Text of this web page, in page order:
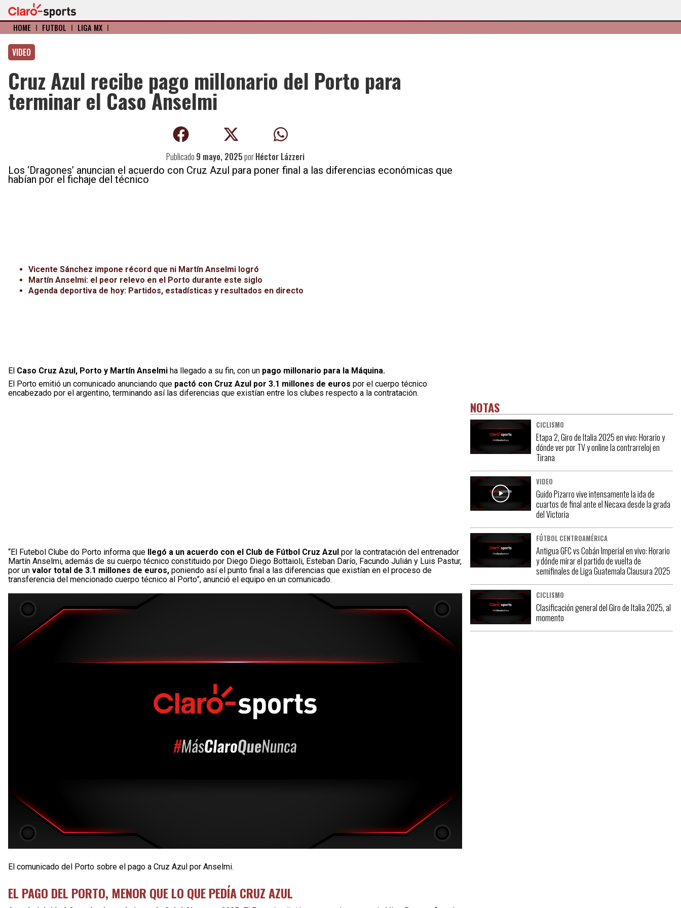
HOME I FÚTBOL I LIGA MX I
VIDEO
Cruz Azul recibe pago millonario del Porto para
terminar el Caso Anselmi
Publicado 9 mayo, 2025porHéctor Lázzeri
Los ‘Dragones’ anuncian el acuerdo con Cruz Azul para poner final a las diferencias económicas que
habían por el fichaje del técnico
Vicente Sánchez impone récord que ni Martín Anselmi logró
Martín Anselmi: el peor relevo en el Porto durante este siglo
Agenda deportiva de hoy: Partidos, estadísticas y resultados en directo
El Caso Cruz Azul, Porto y Martín Anselmi ha llegado a su fin, con un pago millonario para la Máquina.
El Porto emitió un comunicado anunciando que pactó con Cruz Azul por 3.1 millones de euros por el cuerpo técnico
encabezado por el argentino, terminando así las diferencias que existían entre los clubes respecto a la contratación.
“El Futebol Clube do Porto informa que llegó a un acuerdo con el Club de Fútbol Cruz Azul por la contratación del entrenador
Martín Anselmi, además de su cuerpo técnico constituido por Diego Diego Bottaioli, Esteban Darío, Facundo Julián y Luis Pastur,
por un valor total de 3.1 millones de euros, poniendo así el punto final a las diferencias que existían en el proceso de
transferencia del mencionado cuerpo técnico al Porto”, anunció el equipo en un comunicado.
El comunicado del Porto sobre el pago a Cruz Azul por Anselmi.
EL PAGO DEL PORTO, MENOR QUE LO QUE PEDÍA CRUZ AZUL
NOTAS
CICLISMO
Etapa 2, Giro de Italia 2025 en vivo: Horario y
dónde ver por TV y online la contrarreloj en
Tirana
VIDEO
Guido Pizarro vive intensamente la ida de
cuartos de final ante el Necaxa desde la grada
del Victoria
FÚTBOL CENTROAMÉRICA
Antigua GFC vs Cobán Imperial en vivo: Horario
y dónde mirar el partido de vuelta de
semifinales de Liga Guatemala Clausura 2025
CICLISMO
Clasificación general del Giro de Italia 2025, al
momento